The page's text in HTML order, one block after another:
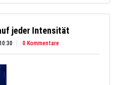
jeder Intensität
0 Kommentare